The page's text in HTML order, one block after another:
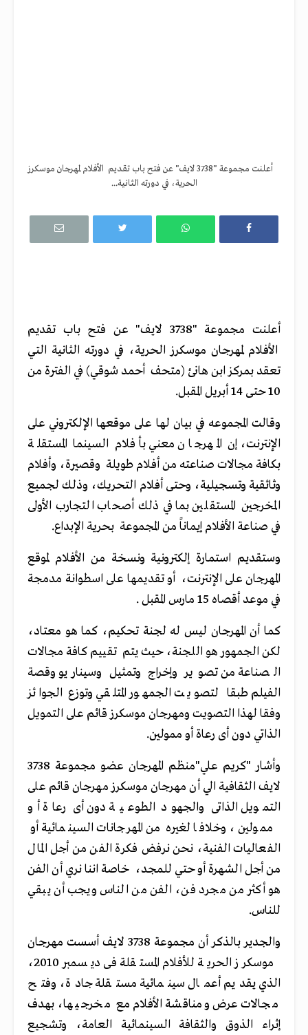
أعلنت مجموعة "3738 لايف" عن فتح باب تقديم الأفلام لمهرجان موسكرز
الحرية، في دورته الثانية...
أعلنت مجموعة "3738 لايف" عن فتح باب تقديم
الأفلام لمهرجان موسكرز الحرية، في دورته الثانية التي
تعقد بمركز ابن هانئ (متحف أحمد شوقي) في الفترة من
10 حتى 14 أبريل المقبل.
وقالت المجموعه في بيان لها على موقعها الإلكتروني على
الإنترنت، إن المهرجان معني بأفلام السينما المستقلة
بكافة مجالات صناعته من أفلام طويلة وقصيرة، وأفلام
وثائقية وتسجيلية، وحتى أفلام التحريك، وذلك لجميع
المخرجين المستقلين بما في ذلك أصحاب التجارب الأولى
في صناعة الأفلام إيماناً من المجموعة بحرية الإبداع.
وستقديم استمارة إلكترونية ونسخة من الأفلام لموقع
المهرجان على الإنترنت، أو تقديمها على اسطوانة مدمجة
في موعد أقصاه 15 مارس المقبل .
كما أن المهرجان ليس له لجنة تحكيم، كما هو معتاد،
لكن الجمهور هو اللجنة، حيث يتم تقييم كافة مجالات
الصناعة من تصوير وإخراج وتمثيل وسيناريو وقصة
الفيلم طبقا لتصويت الجمهور المتلقي وتوزع الجوائز
وفقا لهذا التصويت ومهرجان موسكرز قائم على التمويل
الذاتي دون أى رعاة أو ممولين.
وأشار "كريم علي"منظم المهرجان عضو مجموعة 3738
لايف الثقافية الي أن مهرجان موسكرز مهرجان قائم على
التمويل الذاتى والجهود الطوعية دون أى رعاة أو
ممولين ، وخلافا لغيره من المهرجانات السينمائية أو
الفعاليات الفنية، نحن نرفض فكرة الفن من أجل المال
من أجل الشهرة أو حتي للمجد، خاصة اننا نري أن الفن
هو أكثر من مجرد فن، الفن من الناس ويجب أن يبقي
للناس.
والجدير بالذكر أن مجموعة 3738 لايف أسست مهرجان
موسكرز الحرية للأفلام المستقلة فى ديسمبر 2010،
الذي يقديم أعمال سينمائية مستقلة جادة، وفتح
مجالات عرض ومناقشة الأفلام مع مخرجيها، بهدف
إثراء الذوق والثقافة السينمائية العامة، وتشجيع